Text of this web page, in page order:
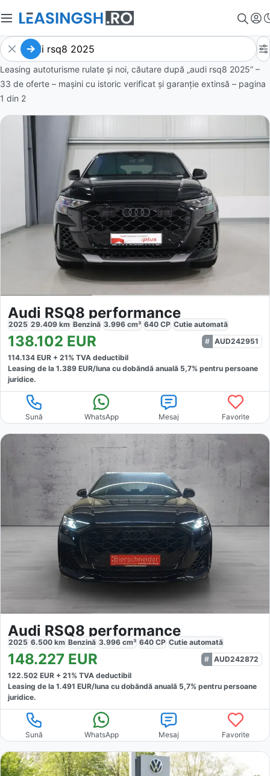
Leasing autoturisme rulate și noi, căutare după „audi rsq8 2025” –
33 de oferte – mașini cu istoric verificat și garanție extinsă – pagina
1 din 2
Audi RSQ8 performance
2025 29.409 km Benzină 3.996 cm³ 640 CP Cutie automată
138.102 EUR
AUD242951
114.134 EUR + 21% TVA deductibil
Leasing de la 1.389 EUR/luna cu dobăndă anuală 5,7% pentru persoane
juridice.
Sună WhatsApp Mesaj Favorite
Audi RSQ8 performance
2025 6.500 km Benzină 3.996 cm³ 640 CP Cutie automată
148.227 EUR
AUD242872
122.502 EUR + 21% TVA deductibil
Leasing de la 1.491 EUR/luna cu dobăndă anuală 5,7% pentru persoane
juridice.
Sună WhatsApp Mesaj Favorite